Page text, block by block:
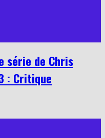
série de Chris
: Critique